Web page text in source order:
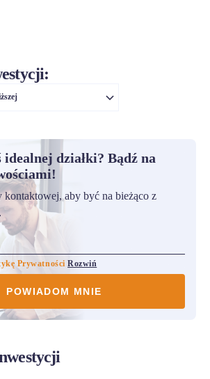
idealnej działki? Bądź na
kontaktowej, aby być na bieżąco z
Prywatności Rozwiń